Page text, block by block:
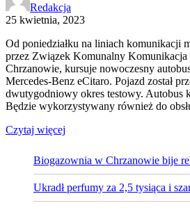
Redakcja
25 kwietnia, 2023
Od poniedziałku na liniach komunikacji
przez Związek Komunalny
Chrzanowie, kursuje nowoczesny
Mercedes-Benz eCitaro. Pojazd został
dwutygodniowy okres testowy. Autobus
Będzie wykorzystywany również do
Czytaj więcej
Biogazownia w Chrzanowie bije
Ukradł perfumy za 2,5 tysiąca i